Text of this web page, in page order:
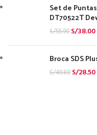
Set de
DT70522T
S/55.90 S/38.00
Broca SDS
S/49.80 S/28.50